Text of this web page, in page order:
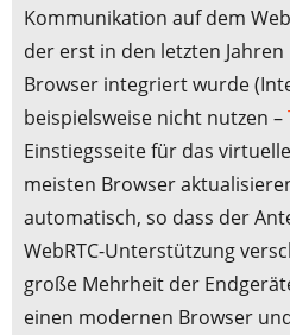
Kommunikation auf dem
der erst in den letzten
Browser integriert wurde
beispielsweise nicht nutzen –
Einstiegsseite für das
meisten Browser
automatisch, so dass der
WebRTC-Unterstützung
große Mehrheit der
einen modernen Browser